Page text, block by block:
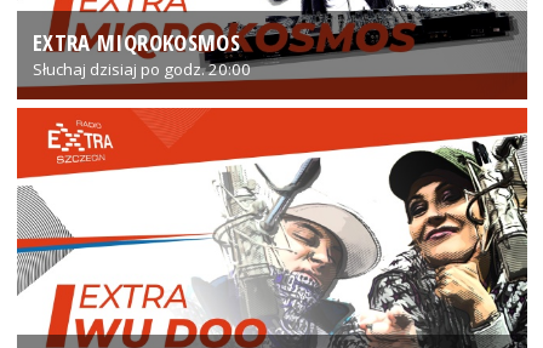
EXTRA MIQROKOSMOS
Słuchaj dzisiaj po godz. 20:00